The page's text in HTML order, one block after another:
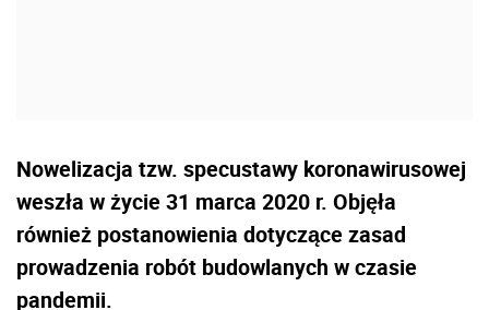
Nowelizacja tzw. specustawy koronawirusowej
weszła w życie 31 marca 2020 r. Objęła
również postanowienia dotyczące zasad
prowadzenia robót budowlanych w czasie
pandemii.